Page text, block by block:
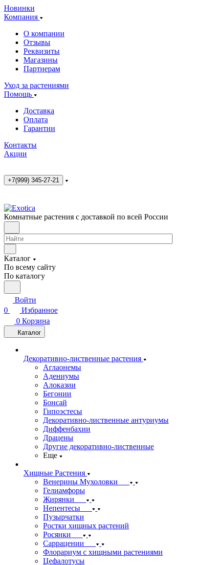
Новинки
Компания
О компании
Отзывы
Реквизиты
Магазины
Партнерам
Уход за растениями
Помощь
Доставка
Оплата
Гарантии
Контакты
Акции
+7(999) 345-27-21
Комнатные растения с доставкой по всей России
Каталог
По всему сайту
По каталогу
Войти
0
Избранное
0 Корзина
Каталог
Декоративно-лиственные растения
Аглаонемы
Адениумы
Алоказии
Бегонии
Бонсай
Гипоэстесы
Декоративно-лиственные антуриумы
Диффенбахии
Драцены
Другие декоративно-лиственные
Еще
Хищные Растения
Венерины Мухоловки
Гелиамфоры
Жирянки
Непентесы
Пузырчатки
Ростки хищных растений
Росянки
Саррацении
Флорариум с хищными растениями
Цефалотусы